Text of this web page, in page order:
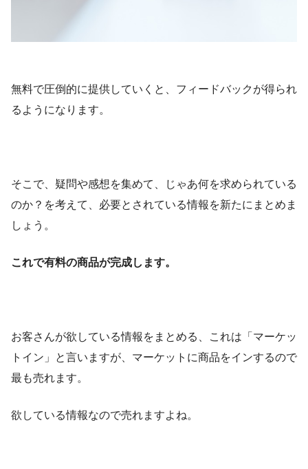
無料で圧倒的に提供していくと、フィードバックが得られ
るようになります。
そこで、疑問や感想を集めて、じゃあ何を求められている
のか？を考えて、必要とされている情報を新たにまとめま
しょう。
これで有料の商品が完成します。
お客さんが欲している情報をまとめる、これは「マーケッ
トイン」と言いますが、マーケットに商品をインするので
最も売れます。
欲している情報なので売れますよね。